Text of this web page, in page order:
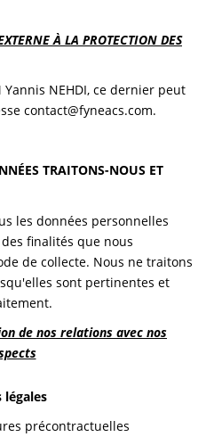
À LA PROTECTION DES
Yannis NEHDI, ce dernier peut
contact@fyneacs.com.
TRAITONS-NOUS ET
les données personnelles
finalités que nous
de collecte. Nous ne traitons
sont pertinentes et
de nos relations avec nos
légales
précontractuelles